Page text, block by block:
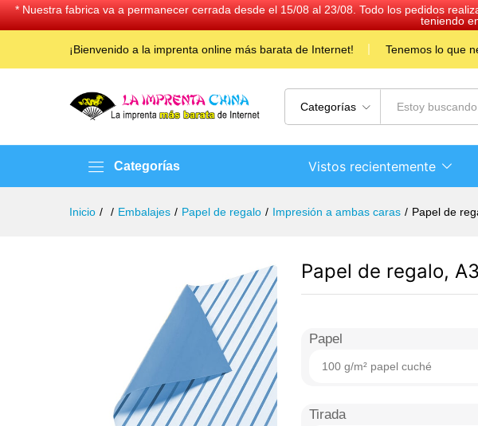
* Nuestra fabrica va a permanecer cerrada desde el 15/08 al 23/08. Todo los pedidos
teniendo
¡Bienvenido a la imprenta online más barata de Internet! Tenemos lo que
Categorías
Categorías Vistos recientemente
Inicio / / Embalajes / Papel de regalo / Impresión a ambas caras / Papel de
Papel de regalo, A3
Papel
100 g/m² papel cuché
Tirada